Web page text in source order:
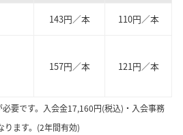
143円／本 110円／本
157円／本 121円／本
要です。入会金17,160円(税込)・入会事務
ります。(2年間有効)